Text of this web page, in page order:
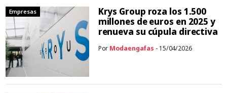
Empresas
Krys Group roza los 1.500
millones de euros en 2025 y
renueva su cúpula directiva
Por Modaengafas - 15/04/2026